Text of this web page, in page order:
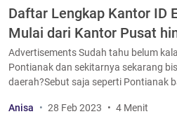
Daftar Lengkap Kantor ID
Mulai dari Kantor Pusat
Advertisements Sudah tahu belum
Pontianak dan sekitarnya sekarang
daerah?Sebut saja seperti Pontianak
Anisa 28 Feb 2023 4 Menit